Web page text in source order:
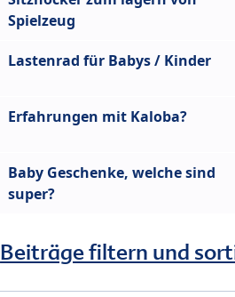
Spielzeug
Lastenrad für Babys / Kinder
Erfahrungen mit Kaloba?
Baby Geschenke, welche sind
super?
Beiträge filtern und